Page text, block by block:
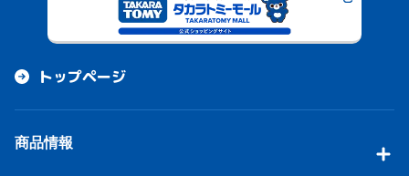
トップページ
商品情報